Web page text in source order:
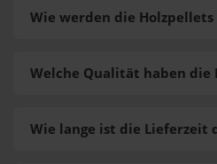
Wie werden die
Welche Qualität haben die
Wie lange ist die Lieferzeit